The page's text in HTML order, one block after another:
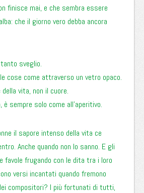
finisce mai, e che sembra essere
che il giorno vero debba ancora
sveglio.
cose come attraverso un vetro opaco.
vita, non il cuore.
è sempre solo come all’aperitivo.
il sapore intenso della vita ce
Anche quando non lo sanno. E gli
favole frugando con le dita tra i loro
versi incantati quando fremono
compositori? I più fortunati di tutti,